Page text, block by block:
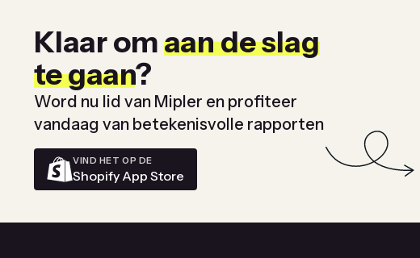
Klaar omaan de slag
te gaan?
Word nu lid van Mipler en profiteer
vandaag van betekenisvolle rapporten
VIND HET OP DE
Shopify App Store